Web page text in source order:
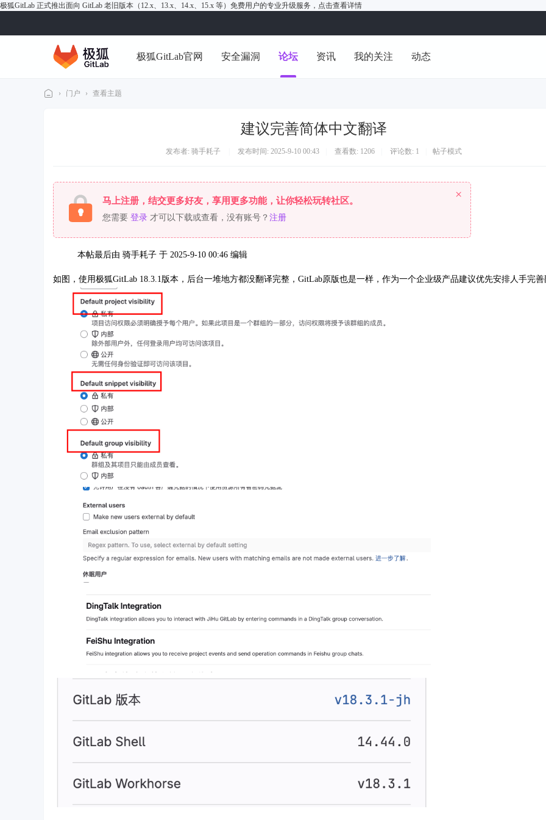
极狐GitLab 正式推出面向 GitLab 老旧版本（12.x、13.x、14.x、15.x 等）免费用户的专业升级服务， 点击查看详情
极狐GitLab官网 安全漏洞 论坛 资讯 我的关注 动态
ab
论
坛
› 门户 › 查看主题
建议完善简体中文翻译
发布者: 骑手耗子 发布时间: 2025-9-10 00:43 查看数: 1206 评论数: 1 帖子模式
马上注册，结交更多好友，享用更多功能，让你轻松玩转社区。
您需要 登录 才可以下载或查看，没有账号？ 注册
×
本帖最后由 骑手耗子 于 2025-9-10 00:46 编辑
如图，使用极狐GitLab 18.3.1版本，后台一堆地方都没翻译完整，GitLab原版也是一样，作为一个企业级产品建议优先安排人手完